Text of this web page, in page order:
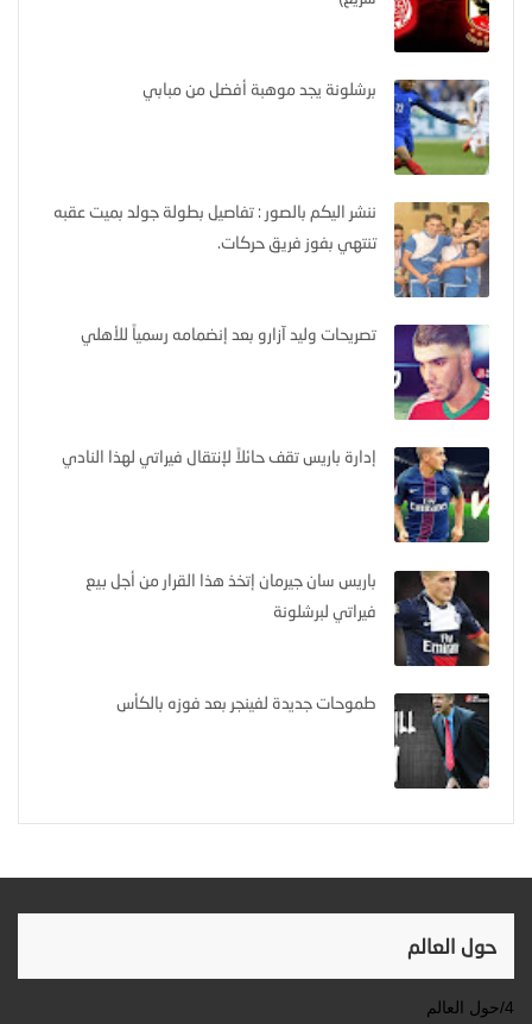
برشلونة يجد موهبة أفضل من مبابي
ننشر اليكم بالصور : تفاصيل بطولة جولد بميت عقبه
تنتهي بفوز فريق حركات.
تصريحات وليد آزارو بعد إنضمامه رسمياً للأهلي
إدارة باريس تقف حائلاً لإنتقال فيراتي لهذا النادي
باريس سان جيرمان إتخذ هذا القرار من أجل بيع
فيراتي لبرشلونة
طموحات جديدة لفينجر بعد فوزه بالكأس
حول العالم
4/حول العالم